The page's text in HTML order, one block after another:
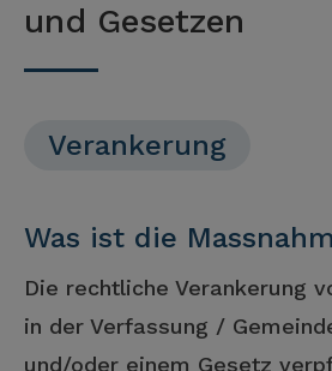
und Gesetzen
Verankerung
Was ist die
Die rechtliche Verankerung
in der Verfassung /
und/oder einem Gesetz